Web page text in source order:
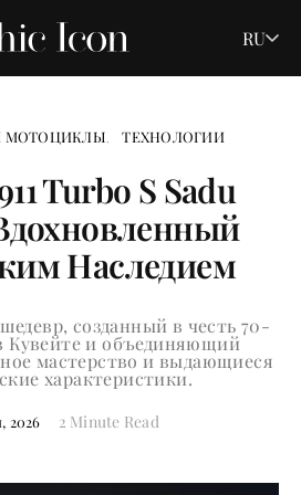
RU
МОТОЦИКЛЫ ТЕХНОЛОГИИ
Turbo S Sadu
Наследием
созданный в честь 70-
Кувейте и объединяющий
мастерство и выдающиеся
характеристики.
2026 2 Minute Read